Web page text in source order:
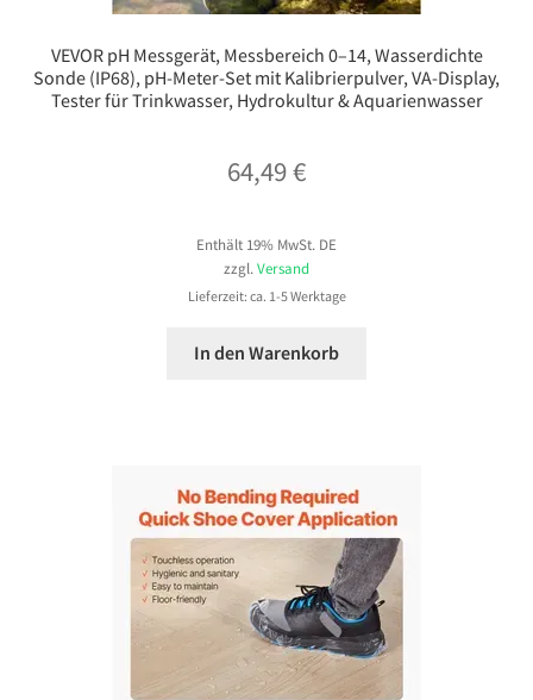
VEVOR pH Messgerät, Messbereich 0–14, Wasserdichte
Sonde (IP68), pH-Meter-Set mit Kalibrierpulver, VA-Display,
Tester für Trinkwasser, Hydrokultur & Aquarienwasser
64,49€
Enthält 19% MwSt. DE
zzgl. Versand
Lieferzeit: ca. 1-5 Werktage
In den Warenkorb